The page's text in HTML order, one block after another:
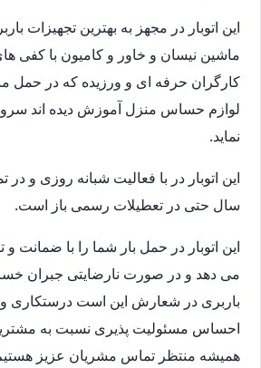
این اتوبار در مجهز به بهترین تجهیزات
ماشین نیسان و خاور و کامیون با کفی
کارگران حرفه ای و ورزیده که در حمل
لوازم حساس منزل آموزش دیده اند
نماید.
این اتوبار در با فعالیت شبانه روزی و در
سال حتی در تعطیلات رسمی باز است.
این اتوبار در حمل بار شما را با ضمانت
می دهد و در صورت نارضایتی جبران
باربری در شعارش این است درستکاری
احساس مسئولیت پذیری نسبت به
همیشه منتظر تماس مشریان عزیز